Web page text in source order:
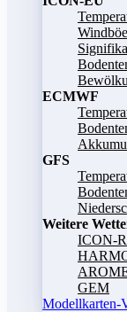
ECMWF
GFS
Weitere
ICON-
GEM
Modellkarten-